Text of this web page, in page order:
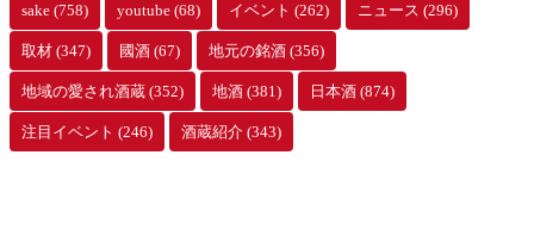
sake (758) youtube (68) イベント (262) ニュース (296)
取材 (347) 國酒 (67) 地元の銘酒 (356)
地域の愛され酒蔵 (352) 地酒 (381) 日本酒 (874)
注目イベント (246) 酒蔵紹介 (343)